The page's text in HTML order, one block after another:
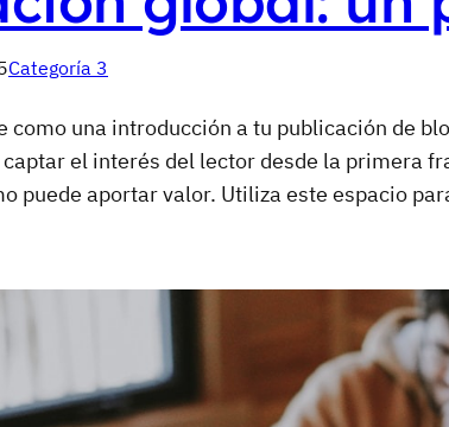
Categoría 3
como una introducción a tu publicación de
el interés del lector desde la primera
puede aportar valor. Utiliza este espacio